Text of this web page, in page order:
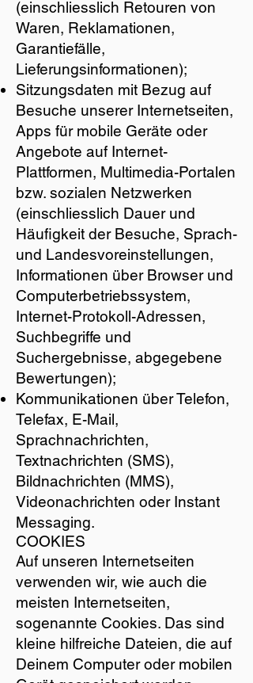
(einschliesslich Retouren von
Waren, Reklamationen,
Garantiefälle,
Lieferungsinformationen);
Sitzungsdaten mit Bezug auf
Besuche unserer Internetseiten,
Apps für mobile Geräte oder
Angebote auf Internet-
Plattformen, Multimedia-Portalen
bzw. sozialen Netzwerken
(einschliesslich Dauer und
Häufigkeit der Besuche, Sprach-
und Landesvoreinstellungen,
Informationen über Browser und
Computerbetriebssystem,
Internet-Protokoll-Adressen,
Suchbegriffe und
Suchergebnisse, abgegebene
Bewertungen);
Kommunikationen über Telefon,
Telefax, E-Mail,
Sprachnachrichten,
Textnachrichten (SMS),
Bildnachrichten (MMS),
Videonachrichten oder Instant
Messaging.
COOKIES
Auf unseren Internetseiten
verwenden wir, wie auch die
meisten Internetseiten,
sogenannte Cookies. Das sind
kleine hilfreiche Dateien, die auf
Deinem Computer oder mobilen